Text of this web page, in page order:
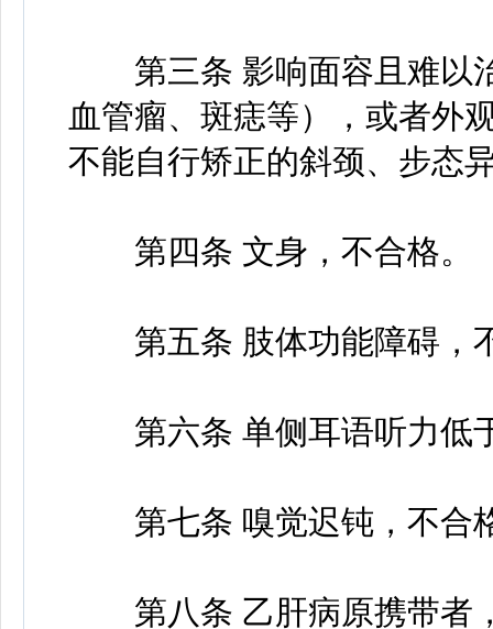
第三条 影响面容且难以
血管瘤、斑痣等），或者外
不能自行矫正的斜颈、步态
第四条 文身，不合格。
第五条 肢体功能障碍，
第六条 单侧耳语听力低
第七条 嗅觉迟钝，不合
第八条 乙肝病原携带者